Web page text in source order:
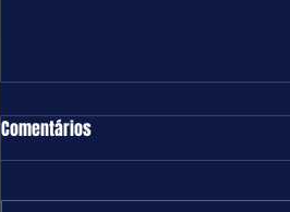
TURFE = DOMINGO = 09.08.26 = SP
Boa e equilibrada programação
Comentários